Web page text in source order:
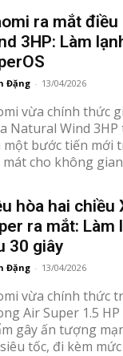
ra mắt
3HP: Làm
Đặng - 13/04/2026
vừa chính thức
Natural Wind
một bước tiến mới
mát cho không
hòa hai chiều
ra mắt: Làm
30 giây
Đặng - 13/04/2026
vừa chính thức
Air Super 1.5
gây ấn tượng
tốc, đi kèm